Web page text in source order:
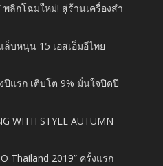
พลิกโฉมใหม่! สู่ร้านเครื่องสำ
บหนุน 15 เอสเอ็มอีไทย
ปีแรก เติบโต 9% มั่นใจปิดปี
WITH STYLE AUTUMN
Thailand 2019” ครั้งแรก